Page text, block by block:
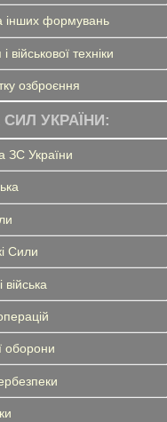
інших формувань
військової техніки
озброєння
УКРАЇНИ:
ЗС України
Сили
оборони